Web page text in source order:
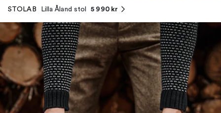
STOLAB Lilla Åland stol 5 990 kr